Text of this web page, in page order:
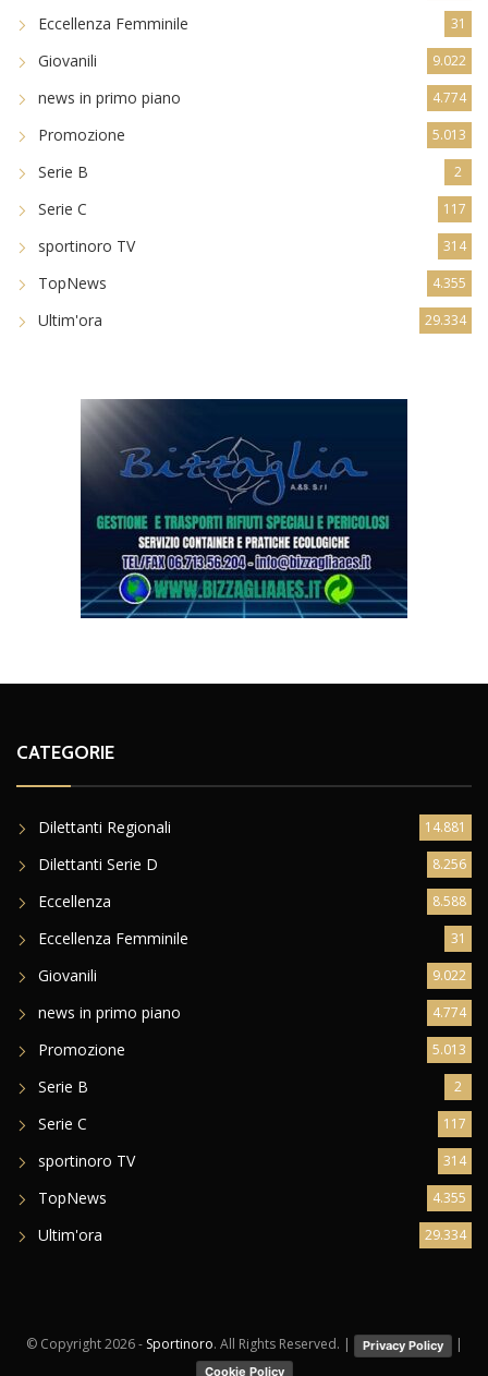
Eccellenza Femminile 31
Giovanili 9.022
news in primo piano 4.774
Promozione 5.013
Serie B 2
Serie C 117
sportinoro TV 314
TopNews 4.355
Ultim'ora 29.334
CATEGORIE
Dilettanti Regionali 14.881
Dilettanti Serie D 8.256
Eccellenza 8.588
Eccellenza Femminile 31
Giovanili 9.022
news in primo piano 4.774
Promozione 5.013
Serie B 2
Serie C 117
sportinoro TV 314
TopNews 4.355
Ultim'ora 29.334
© Copyright2026 - Sportinoro. All Rights Reserved. | Privacy Policy |
Cookie Policy